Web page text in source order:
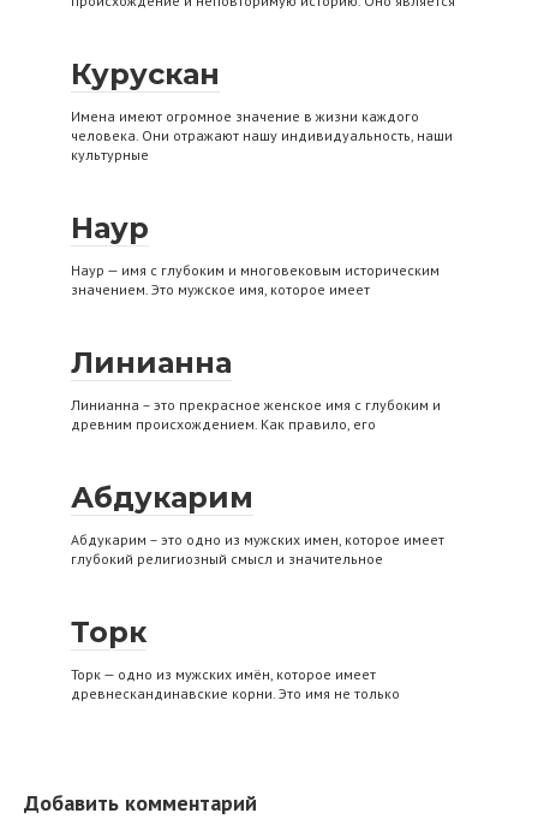
Курускан
Имена имеют огромное значение в жизни каждого
человека. Они отражают нашу индивидуальность, наши
культурные
Наур
Наур — имя с глубоким и многовековым историческим
значением. Это мужское имя, которое имеет
Линианна
Линианна – это прекрасное женское имя с глубоким и
древним происхождением. Как правило, его
Абдукарим
Абдукарим – это одно из мужских имен, которое имеет
глубокий религиозный смысл и значительное
Торк
Торк — одно из мужских имён, которое имеет
древнескандинавские корни. Это имя не только
Добавить комментарий